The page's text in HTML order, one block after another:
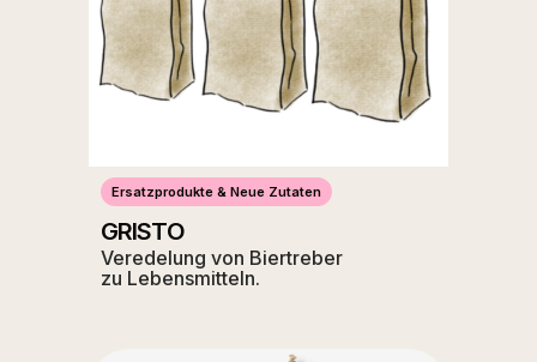
Ersatzprodukte & Neue Zutaten
GRISTO
Veredelung von Biertreber
zu Lebensmitteln.